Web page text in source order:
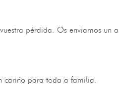
pérdida. Os enviamos un
cariño para toda a familia.